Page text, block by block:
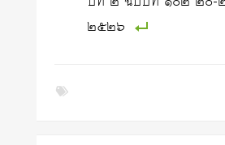
๒๕๒๖